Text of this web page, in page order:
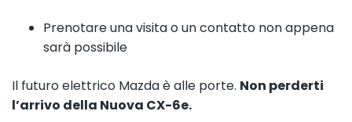
Prenotare una visita o un contatto non appena
sarà possibile
Il futuro elettrico Mazda è alle porte. Non perderti
l’arrivo della Nuova CX-6e.